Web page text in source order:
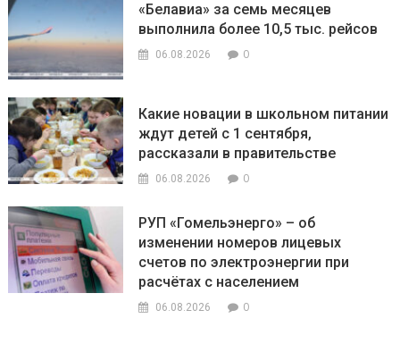
«Белавиа» за семь месяцев
выполнила более 10,5 тыс. рейсов
06.08.2026 0
Какие новации в школьном питании
ждут детей с 1 сентября,
рассказали в правительстве
06.08.2026 0
РУП «Гомельэнерго» – об
изменении номеров лицевых
счетов по электроэнергии при
расчётах с населением
06.08.2026 0